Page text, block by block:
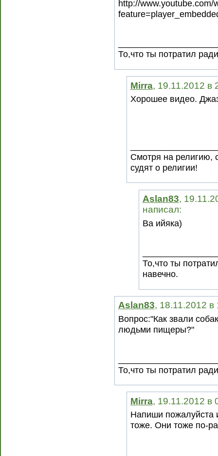
http://www.youtube.com/
То,что ты потратил
Mirra, 19.11.2012 в
Хорошее видео.
Смотря на религию,
судят о религии!
Aslan83,
написал:
Ва ийяка)
То,что ты
навечно.
Aslan83, 18.11.2012 в
Вопрос:"Как звали
людьми пищеры?"
То,что ты потратил
Mirra, 19.11.2012 в
Напиши пожалуйста
тоже. Они тоже по-